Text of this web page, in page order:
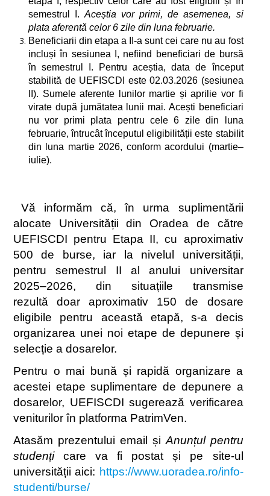
semestrul I.Aceștia vor primi, de asemenea, si
plata aferentă celor 6 zile din luna februarie.
Beneficiarii din etapa a II-a sunt cei care nu au fost
incluși în sesiunea I, nefiind beneficiari de bursă
în semestrul I. Pentru aceștia, data de început
stabilită de UEFISCDI este 02.03.2026 (sesiunea
II). Sumele aferente lunilor martie și aprilie vor fi
virate după jumătatea lunii mai. Acești beneficiari
nu vor primi plata pentru cele 6 zile din luna
februarie, întrucât începutul eligibilității este stabilit
din luna martie 2026, conform acordului (martie–
iulie).
Vă informăm că, în urma suplimentării
alocate Universității din Oradea de către
UEFISCDI pentru Etapa II, cu aproximativ
500 de burse, iar la nivelul universității,
pentru semestrul II al anului universitar
2025–2026, din situațiile transmise
rezultă doar aproximativ 150 de dosare
eligibile pentru această etapă, s-a decis
organizarea unei noi etape de depunere și
selecție a dosarelor.
Pentru o mai bună și rapidă organizare a
acestei etape suplimentare de depunere a
dosarelor, UEFISCDI sugerează verificarea
veniturilor în platforma PatrimVen.
Atasăm prezentului email și Anunțul pentru
studențicare va fi postat și pe site-ul
universității aici: https://www.uoradea.ro/info-
studenti/burse/